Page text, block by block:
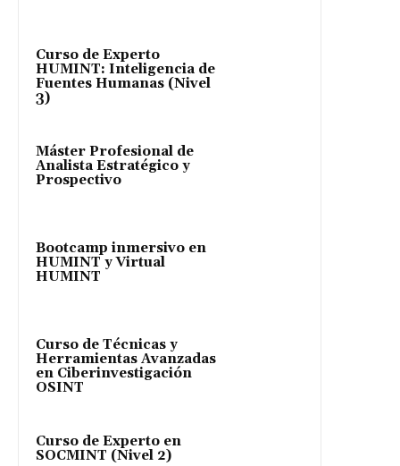
Curso de Experto
HUMINT: Inteligencia de
Fuentes Humanas (Nivel
3)
Máster Profesional de
Analista Estratégico y
Prospectivo
Bootcamp inmersivo en
HUMINT y Virtual
HUMINT
Curso de Técnicas y
Herramientas Avanzadas
en Ciberinvestigación
OSINT
Curso de Experto en
SOCMINT (Nivel 2)